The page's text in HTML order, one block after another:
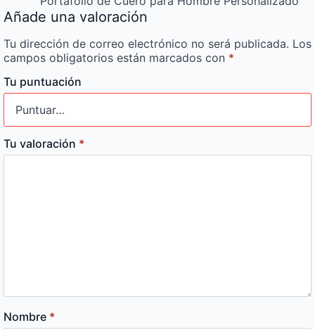
Añade una valoración
Tu dirección de correo electrónico no será publicada. Los
campos obligatorios están marcados con *
Tu puntuación
Tu valoración *
Nombre *